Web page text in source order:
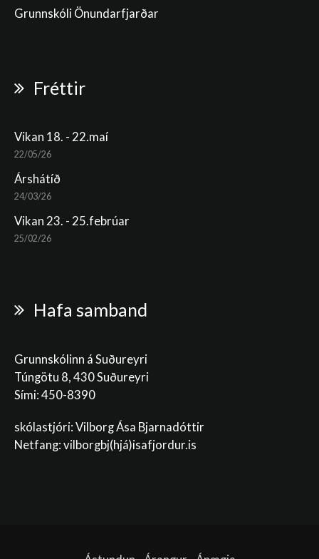
Grunnskóli Önundarfjarðar
Fréttir
Vikan 18. - 22.maí
22/05/26
Árshátíð
24/03/26
Vikan 23. - 25.febrúar
25/02/26
Hafa samband
Grunnskólinn á Suðureyri
Túngötu 8, 430 Suðureyri
Sími: 450-8390
skólastjóri: Vilborg Ása Bjarnadóttir
Netfang: vilborgbj(hjá)isafjordur.is